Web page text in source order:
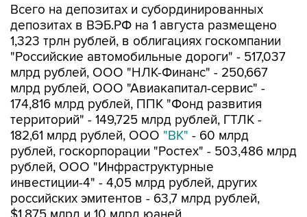
Всего на депозитах и субординированных
депозитах в ВЭБ.РФ на 1 августа размещено
1,323 трлн рублей, в облигациях госкомпании
"Российские автомобильные дороги" - 517,037
млрд рублей, ООО "НЛК-Финанс" - 250,667
млрд рублей, ООО "Авиакапитал-сервис" -
174,816 млрд рублей, ППК "Фонд развития
территорий" - 149,725 млрд рублей, ГТЛК -
182,61 млрд рублей, ООО "ВК" - 60 млрд
рублей, госкорпорации "Ростех" - 503,486 млрд
рублей, ООО "Инфраструктурные
инвестиции-4" - 4,05 млрд рублей, других
российских эмитентов - 63,7 млрд рублей,